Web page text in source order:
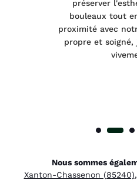
sur plusieurs
Diagnostic
pertinents. Le
travail
Nous sommes
Xanton-Chassenon (85240),